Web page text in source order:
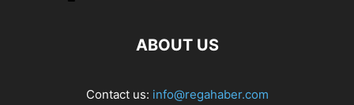
ABOUT US
Contact us: info@regahaber.com